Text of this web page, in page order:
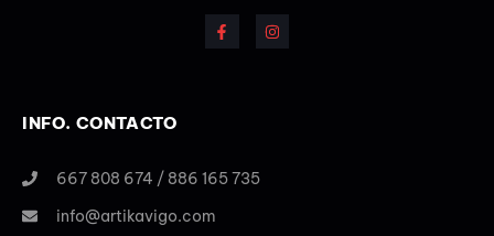
INFO. CONTACTO
667 808 674 / 886 165 735
info@artikavigo.com